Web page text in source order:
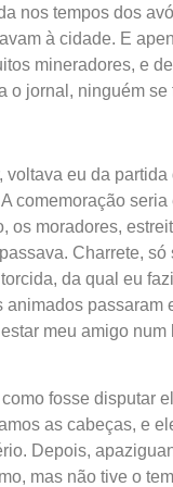
nos tempos dos
à cidade. E
mineradores, e
o jornal, ninguém se
eu da
comemoração
os moradores,
Charrete,
da qual eu
meu amigo
fosse disputar
as cabeças, e
Depois,
mas não tive o